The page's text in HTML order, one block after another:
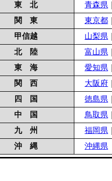
東 北
青森県
関 東
東京都
甲信越
山梨県
北 陸
富山県
東 海
愛知県
関 西
大阪府
四 国
徳島県
中 国
鳥取県
九 州
福岡県
沖 縄
沖縄県